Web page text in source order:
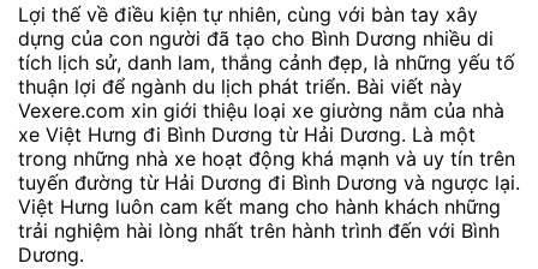
Lợi thế về điều kiện tự nhiên, cùng với bàn tay xây
dựng của con người đã tạo cho Bình Dương nhiều di
tích lịch sử, danh lam, thắng cảnh đẹp, là những yếu tố
thuận lợi để ngành du lịch phát triển. Bài viết này
Vexere.com xin giới thiệu loại xe giường nằm của nhà
xe Việt Hưng đi Bình Dương từ Hải Dương. Là một
trong những nhà xe hoạt động khá mạnh và uy tín trên
tuyến đường từ Hải Dương đi Bình Dương và ngược lại.
Việt Hưng luôn cam kết mang cho hành khách những
trải nghiệm hài lòng nhất trên hành trình đến với Bình
Dương.